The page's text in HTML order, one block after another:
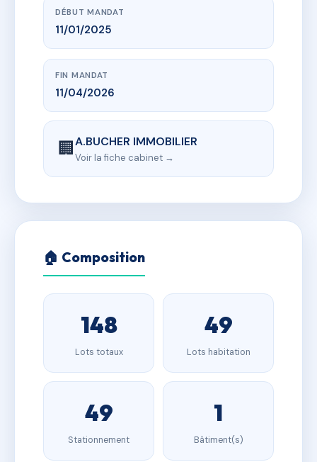
DÉBUT MANDAT
11/01/2025
FIN MANDAT
11/04/2026
🏢A.BUCHER IMMOBILIER
Voir la fiche cabinet →
🏠 Composition
148
Lots totaux
49
Lots habitation
49
Stationnement
1
Bâtiment(s)